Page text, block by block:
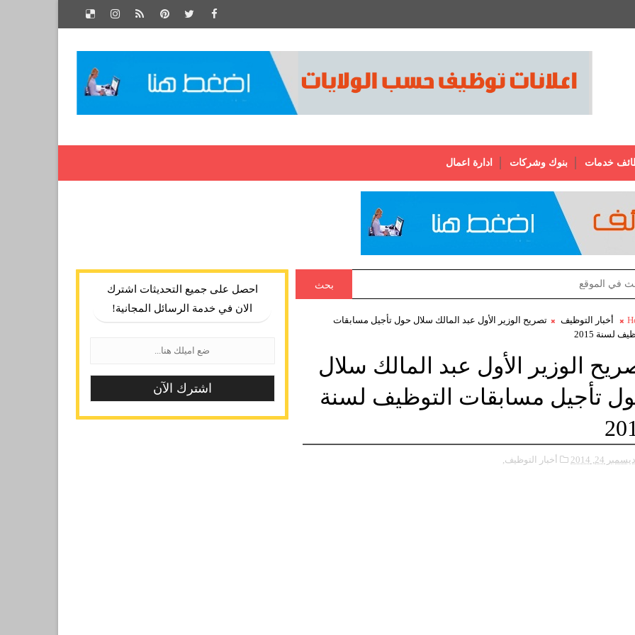
خدمات بنوك وشركات ادارة اعمال
بحث
أخبار التوظيف
تصريح الوزير الأول عبد المالك سلال حول تأجيل مسابقات
لسنة 2015
الوزير الأول عبد المالك سلال
تأجيل مسابقات التوظيف لسنة
ديسمبر 24, 2014 أخبار التوظيف,
احصل على جميع التحديثات اشترك
الان في خدمة الرسائل المجانية!